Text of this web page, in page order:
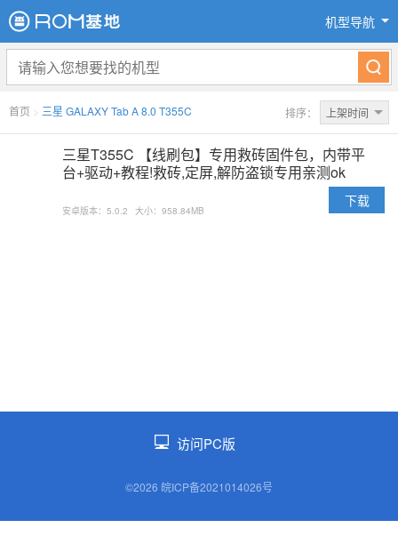
机型导航
首页 > 三星 GALAXY Tab A 8.0 T355C 排序： 上架时间
三星T355C 【线刷包】专用救砖固件包，内带平
台+驱动+教程!救砖,定屏,解防盗锁专用亲测ok
安卓版本：5.0.2 大小：958.84MB
下载
访问PC版
©2026 皖ICP备2021014026号